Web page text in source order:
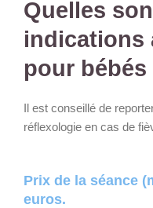
Quelles
indications
pour bébés
Il est conseillé de
réflexologie en cas de
Prix de la séance
euros.